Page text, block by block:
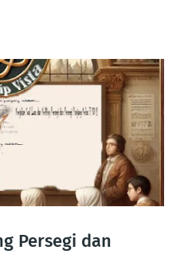
Persegi dan